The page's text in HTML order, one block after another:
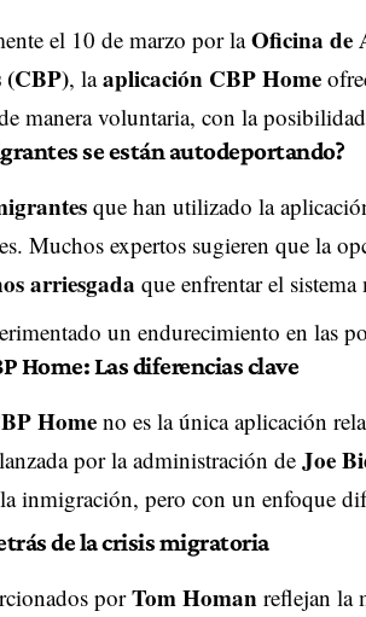
el 10 de marzo por laOficina de
(CBP), laaplicación CBP Home
manera voluntaria, con la
se están autodeportando?
que han utilizado la
Muchos expertos sugieren que la
arriesgada que enfrentar el
un endurecimiento en las
Home: Las diferencias clave
Homeno es la única aplicación
por la administración de Joe
inmigración, pero con un enfoque
de la crisis migratoria
porTom Homan reflejan la